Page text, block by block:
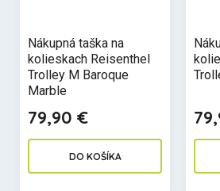
Nákupná taška na
kolieskach Reisenthel
Trolley M Baroque
Marble
79,90 €
DO KOŠÍKA